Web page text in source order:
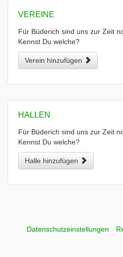
VEREINE
Für Büderich sind uns zur Zeit
Kennst Du welche?
Verein hinzufügen
HALLEN
Für Büderich sind uns zur Zeit
Kennst Du welche?
Halle hinzufügen
Datenschutzeinstellungen